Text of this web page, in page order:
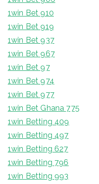
1win Bet 910
1win Bet 919
1win Bet 937
1win Bet 967
1win Bet 97
1win Bet 974
1win Bet 977
1win Bet Ghana 775
1win Betting 409
1win Betting 497
1win Betting 627
1win Betting 796
1win Betting 993